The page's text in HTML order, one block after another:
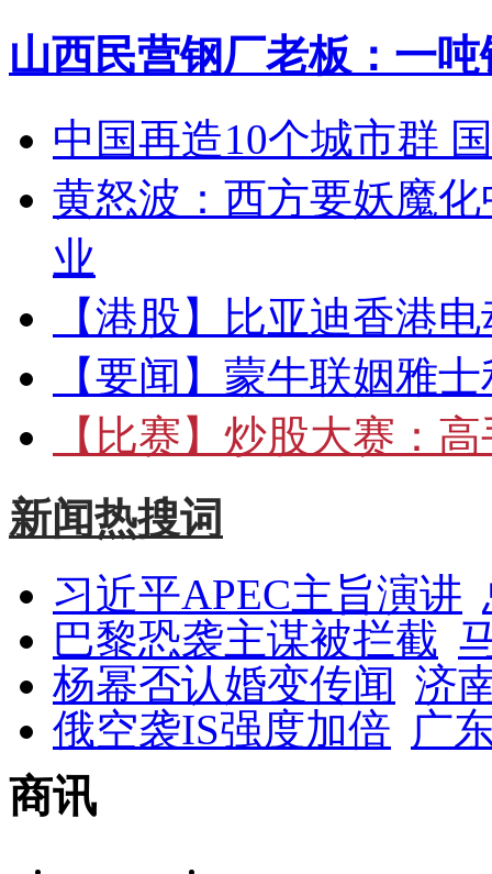
山西民营钢厂老板：一
中国再造10个城市群
黄怒波：西方要妖魔
业
【港股】 比亚迪香港
【要闻】 蒙牛联姻雅
【比赛】 炒股大赛：高
新闻热搜词
习近平APEC主旨演讲
巴黎恐袭主谋被拦截
杨幂否认婚变传闻 济
俄空袭IS强度加倍 广
商讯